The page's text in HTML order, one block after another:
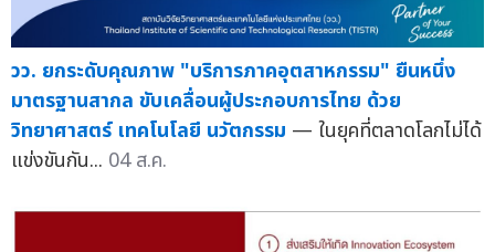
วว. ยกระดับคุณภาพ "บริการภาคอุตสาหกรรม" ยืนหนึ่ง
มาตรฐานสากล ขับเคลื่อนผู้ประกอบการไทย ด้วย
วิทยาศาสตร์ เทคโนโลยี นวัตกรรม — ในยุคที่ตลาดโลกไม่ได้
แข่งขันกัน... 04 ส.ค.